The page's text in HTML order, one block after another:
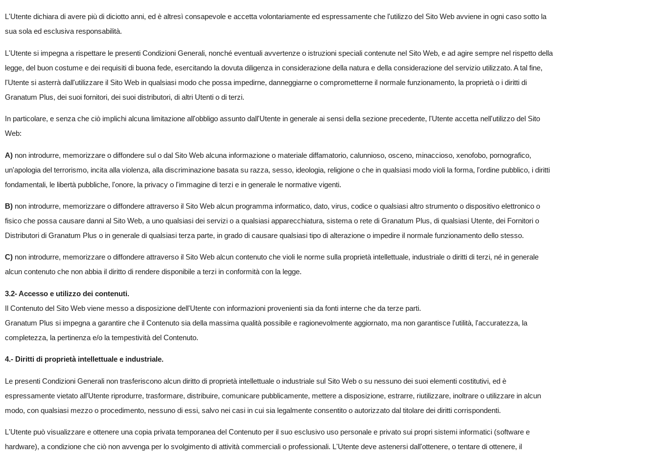
L'Utente dichiara di avere più di diciotto anni, ed è altresì consapevole e accetta volontariamente ed espressamente che l'utilizzo del Sito Web avviene in ogni caso sotto la
sua sola ed esclusiva responsabilità.
L'Utente si impegna a rispettare le presenti Condizioni Generali, nonché eventuali avvertenze o istruzioni speciali contenute nel Sito Web, e ad agire sempre nel rispetto della
legge, del buon costume e dei requisiti di buona fede, esercitando la dovuta diligenza in considerazione della natura e della considerazione del servizio utilizzato. A tal fine,
l'Utente si asterrà dall'utilizzare il Sito Web in qualsiasi modo che possa impedirne, danneggiarne o comprometterne il normale funzionamento, la proprietà o i diritti di
Granatum Plus, dei suoi fornitori, dei suoi distributori, di altri Utenti o di terzi.
In particolare, e senza che ciò implichi alcuna limitazione all'obbligo assunto dall'Utente in generale ai sensi della sezione precedente, l'Utente accetta nell'utilizzo del Sito
Web:
A) non introdurre, memorizzare o diffondere sul o dal Sito Web alcuna informazione o materiale diffamatorio, calunnioso, osceno, minaccioso, xenofobo, pornografico,
un'apologia del terrorismo, incita alla violenza, alla discriminazione basata su razza, sesso, ideologia, religione o che in qualsiasi modo violi la forma, l'ordine pubblico, i diritti
fondamentali, le libertà pubbliche, l'onore, la privacy o l'immagine di terzi e in generale le normative vigenti.
B) non introdurre, memorizzare o diffondere attraverso il Sito Web alcun programma informatico, dato, virus, codice o qualsiasi altro strumento o dispositivo elettronico o
fisico che possa causare danni al Sito Web, a uno qualsiasi dei servizi o a qualsiasi apparecchiatura, sistema o rete di Granatum Plus, di qualsiasi Utente, dei Fornitori o
Distributori di Granatum Plus o in generale di qualsiasi terza parte, in grado di causare qualsiasi tipo di alterazione o impedire il normale funzionamento dello stesso.
C) non introdurre, memorizzare o diffondere attraverso il Sito Web alcun contenuto che violi le norme sulla proprietà intellettuale, industriale o diritti di terzi, né in generale
alcun contenuto che non abbia il diritto di rendere disponibile a terzi in conformità con la legge.
3.2- Accesso e utilizzo dei contenuti.
Il Contenuto del Sito Web viene messo a disposizione dell'Utente con informazioni provenienti sia da fonti interne che da terze parti.
Granatum Plus si impegna a garantire che il Contenuto sia della massima qualità possibile e ragionevolmente aggiornato, ma non garantisce l'utilità, l'accuratezza, la
completezza, la pertinenza e/o la tempestività del Contenuto.
4.- Diritti di proprietà intellettuale e industriale.
Le presenti Condizioni Generali non trasferiscono alcun diritto di proprietà intellettuale o industriale sul Sito Web o su nessuno dei suoi elementi costitutivi, ed è
espressamente vietato all'Utente riprodurre, trasformare, distribuire, comunicare pubblicamente, mettere a disposizione, estrarre, riutilizzare, inoltrare o utilizzare in alcun
modo, con qualsiasi mezzo o procedimento, nessuno di essi, salvo nei casi in cui sia legalmente consentito o autorizzato dal titolare dei diritti corrispondenti.
L'Utente può visualizzare e ottenere una copia privata temporanea del Contenuto per il suo esclusivo uso personale e privato sui propri sistemi informatici (software e
hardware), a condizione che ciò non avvenga per lo svolgimento di attività commerciali o professionali. L'Utente deve astenersi dall'ottenere, o tentare di ottenere, il